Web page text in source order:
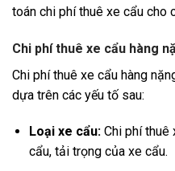
toán chi phí thuê xe cẩu cho
Chi phí thuê xe cẩu hàng
Chi phí thuê xe cẩu hàng
dựa trên các yếu tố sau:
Loại xe cẩu:Chi phí thuê
cẩu, tải trọng của xe cẩu.